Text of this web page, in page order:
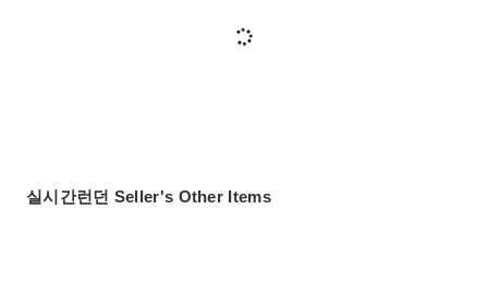
실시간런던 Seller's Other Items